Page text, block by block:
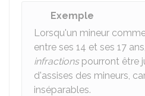
Exemple
Lorsqu'un mineur
entre ses 14 et ses 17
infractionspourront être
d'assises des mineurs,
inséparables.